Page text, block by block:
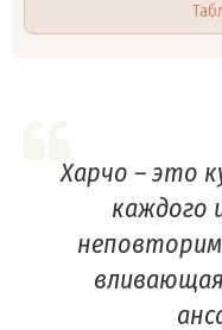
Харчо – это
каждого